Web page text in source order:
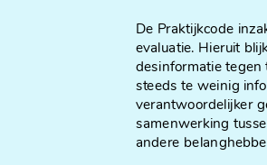
De Praktijkcode
evaluatie. Hieruit
desinformatie tegen
steeds te weinig
verantwoordelijker
samenwerking
andere